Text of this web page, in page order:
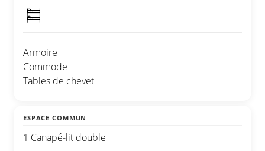
Armoire
Commode
Tables de chevet
ESPACE COMMUN
1 Canapé-lit double